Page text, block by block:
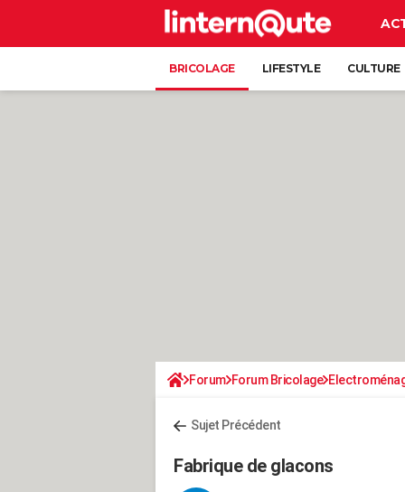
BRICOLAGE LIFESTYLE CULTURE
Forum Forum Bricolage
Sujet Précédent
Fabrique de glacons